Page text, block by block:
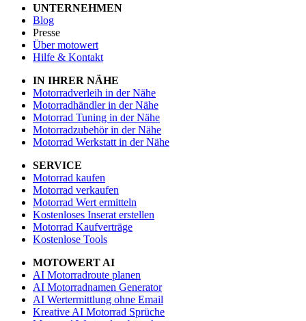
UNTERNEHMEN
Blog
Presse
Über motowert
Hilfe & Kontakt
IN IHRER NÄHE
Motorradverleih in der Nähe
Motorradhändler in der Nähe
Motorrad Tuning in der Nähe
Motorradzubehör in der Nähe
Motorrad Werkstatt in der Nähe
SERVICE
Motorrad kaufen
Motorrad verkaufen
Motorrad Wert ermitteln
Kostenloses Inserat erstellen
Motorrad Kaufverträge
Kostenlose Tools
MOTOWERT AI
AI Motorradroute planen
AI Motorradnamen Generator
AI Wertermittlung ohne Email
Kreative AI Motorrad Sprüche